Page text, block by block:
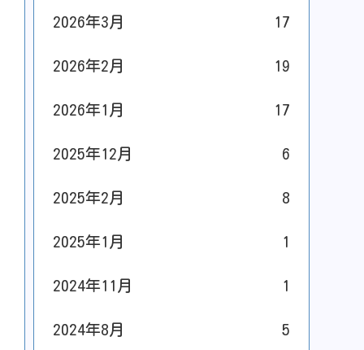
2026年3月 17
2026年2月 19
2026年1月 17
2025年12月 6
2025年2月 8
2025年1月 1
2024年11月 1
2024年8月 5